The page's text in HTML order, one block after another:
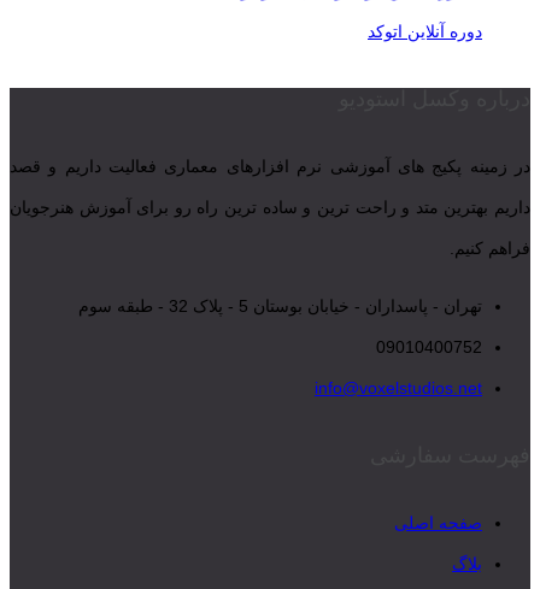
دوره آنلاین اتوکد
در زمینه پکیج های آموزشی نرم افزارهای معماری فعالیت داریم و قصد
داریم بهترین متد و راحت ترین و ساده ترین راه رو برای آموزش هنرجویان
فراهم کنیم.
تهران - پاسداران - خیابان بوستان 5 - پلاک 32 - طبقه سوم
09010400752
info@voxelstudios.net
صفحه اصلی
بلاگ